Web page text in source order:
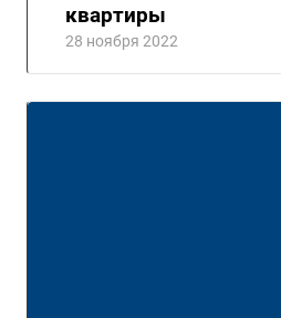
квартиры
28 ноября 2022